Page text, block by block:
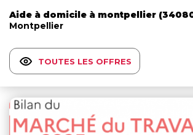
Aide à domicile à montpellier
Montpellier
TOUTES LES OFFRES